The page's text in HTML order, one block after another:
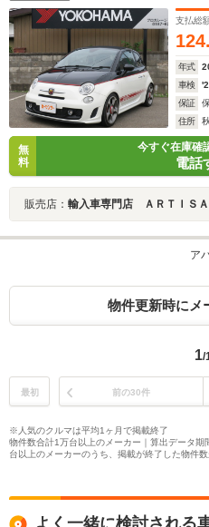
支払総
124.
年式
車検
保証
住所
無
料
今すぐ在庫確
電話
販売店： 輸入車専門店 ＡＲＴＩＳ
ア
物件更新時にメ
1/
最初 前の30件
※人気のクルマは平均1ヶ月で掲載終了
物件数合計1万台以上のメーカー｜算出データ
台以上のメーカーのうち、掲載が終了した物件